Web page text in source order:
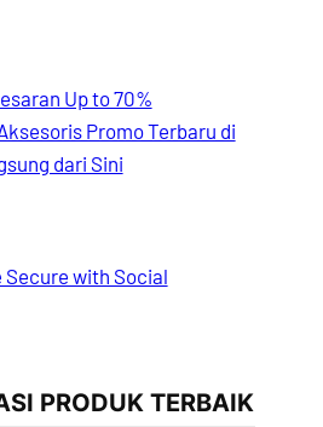
Up to 70%
Promo Terbaru di
dari Sini
Secure with Social
PRODUK TERBAIK